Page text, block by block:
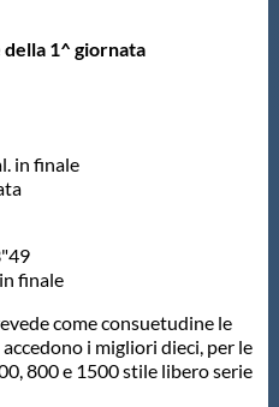
1^ giornata
in finale
finale
come consuetudine le
i migliori dieci, per le
800 e 1500 stile libero serie